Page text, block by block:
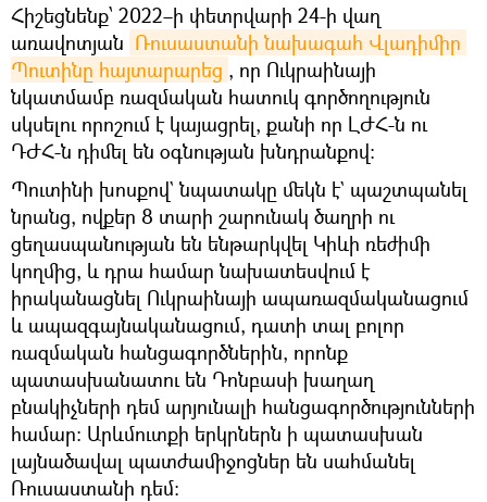
Հիշեցնենք՝ 2022–ի փետրվարի 24-ի վաղ
առավոտյան Ռուսաստանի նախագահ Վլադիմիր
Պուտինը հայտարարեց , որ Ուկրաինայի
նկատմամբ ռազմական հատուկ գործողություն
սկսելու որոշում է կայացրել, քանի որ ԼԺՀ-ն ու
ԴԺՀ-ն դիմել են օգնության խնդրանքով։
Պուտինի խոսքով` նպատակը մեկն է` պաշտպանել
նրանց, ովքեր 8 տարի շարունակ ծաղրի ու
ցեղասպանության են ենթարկվել Կիևի ռեժիմի
կողմից, և դրա համար նախատեսվում է
իրականացնել Ուկրաինայի ապառազմականացում
և ապազգայնականացում, դատի տալ բոլոր
ռազմական հանցագործներին, որոնք
պատասխանատու են Դոնբասի խաղաղ
բնակիչների դեմ արյունալի հանցագործությունների
համար: Արևմուտքի երկրներն ի պատասխան
լայնածավալ պատժամիջոցներ են սահմանել
Ռուսաստանի դեմ։